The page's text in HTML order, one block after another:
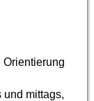
Orientierung
und mittags,